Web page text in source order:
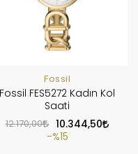
Fossil
Fossil FES5272 Kadın Kol
Saati
12.170,00
10.344,50
%15